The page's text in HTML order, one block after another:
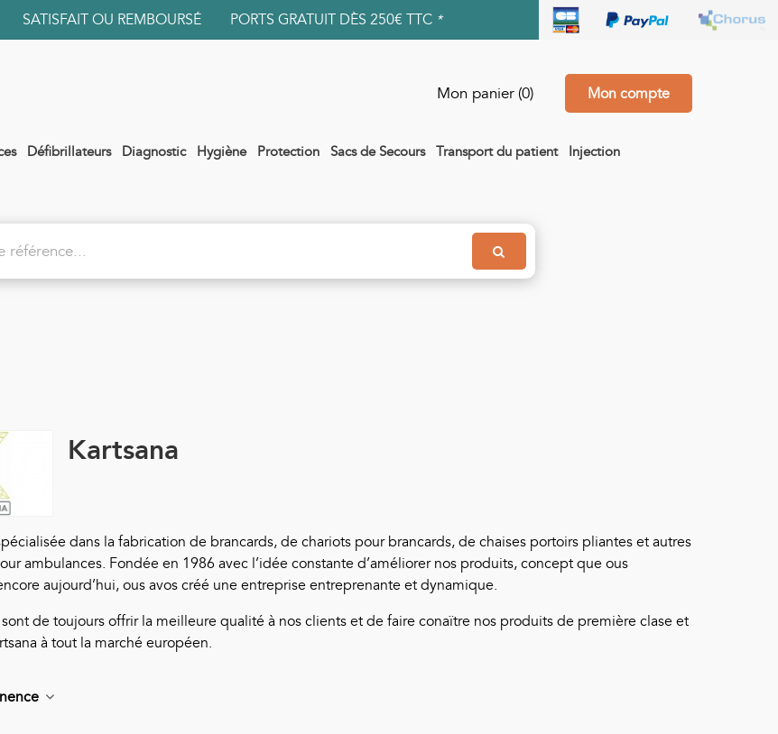
OU REMBOURSÉ PORTS GRATUIT DÈS 250€ TTC *
Mon panier (0) Mon compte
Défibrillateurs Diagnostic Hygiène Protection Sacs de Secours Transport du patient Injection
Kartsana
dans la fabrication de brancards, de chariots pour brancards, de chaises portoirs pliantes et autres
ambulances. Fondée en 1986 avec l’idée constante d’améliorer nos produits, concept que ous
aujourd’hui, ous avos créé une entreprise entreprenante et dynamique.
de toujours offrir la meilleure qualité à nos clients et de faire conaïtre nos produits de première clase et
à tout la marché européen.